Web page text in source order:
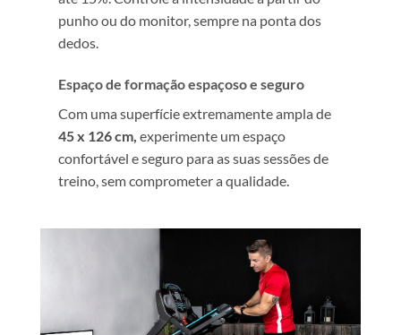
punho ou do monitor, sempre na ponta dos
dedos.
Espaço de formação espaçoso e seguro
Com uma superfície extremamente ampla de
45 x 126 cm, experimente um espaço
confortável e seguro para as suas sessões de
treino, sem comprometer a qualidade.